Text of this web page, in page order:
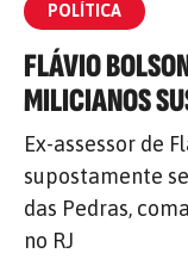
POLÍTICA
FLÁVIO
MILICIANOS
Ex-assessor de
supostamente
das Pedras,
no RJ